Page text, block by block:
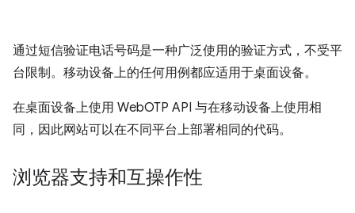
通过短信验证电话号码是一种广泛使用的验证方式，不受平
台限制。移动设备上的任何用例都应适用于桌面设备。
在桌面设备上使用 WebOTP API 与在移动设备上使用相
同，因此网站可以在不同平台上部署相同的代码。
浏览器支持和互操作性